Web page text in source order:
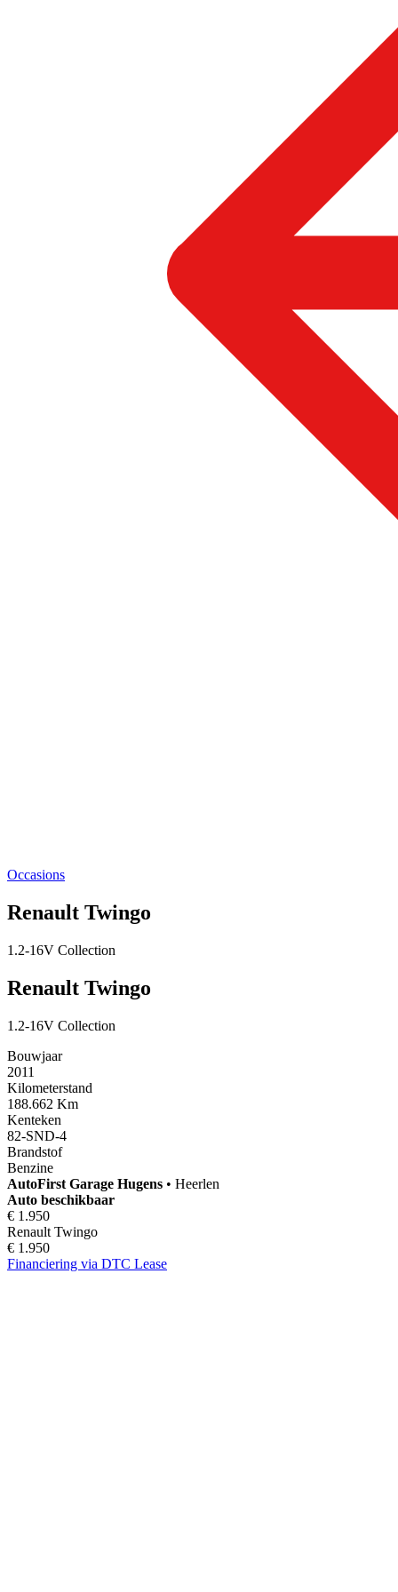
Occasions
Renault Twingo
1.2-16V Collection
Renault Twingo
1.2-16V Collection
Bouwjaar
2011
Kilometerstand
188.662 Km
Kenteken
82-SND-4
Brandstof
Benzine
AutoFirst Garage Hugens • Heerlen
Auto beschikbaar
€ 1.950
Renault Twingo
€ 1.950
Financiering via DTC Lease